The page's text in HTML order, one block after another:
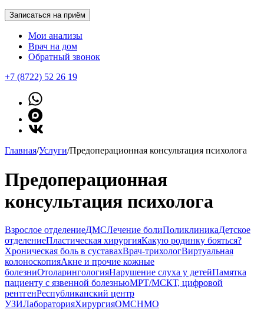
Записаться на приём
Мои анализы
Врач на дом
Обратный звонок
+7 (8722) 52 26 19
Главная/Услуги/Предоперационная консультация психолога
Предоперационная
консультация психолога
Взрослое отделениеДМСЛечение болиПоликлиникаДетское
отделениеПластическая хирургияКакую родинку бояться?
Хроническая боль в суставахВрач-трихологВиртуальная
колоноскопияАкне и прочие кожные
болезниОтоларингологияНарушение слуха у детейПамятка
пациенту с язвенной болезньюМРТ/МСКТ, цифровой
рентгенРеспубликанский центр
УЗИЛабораторияХирургияОМСНМО